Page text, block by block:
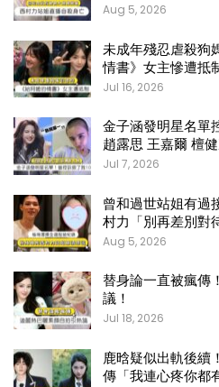
Aug 5, 2026
未成年殘忍虐殺狗
情書》女主慘遭抵
Jul 16, 2026
金子涵發明星名單
趙露思 王嘉爾 檀
Jul 7, 2026
曾和過世站姐有過
村力「別再差別對
Aug 5, 2026
替身論一直被瘋傳
議！
Jul 18, 2026
鹿晗疑似出軌後續
傳「我連心疼你都